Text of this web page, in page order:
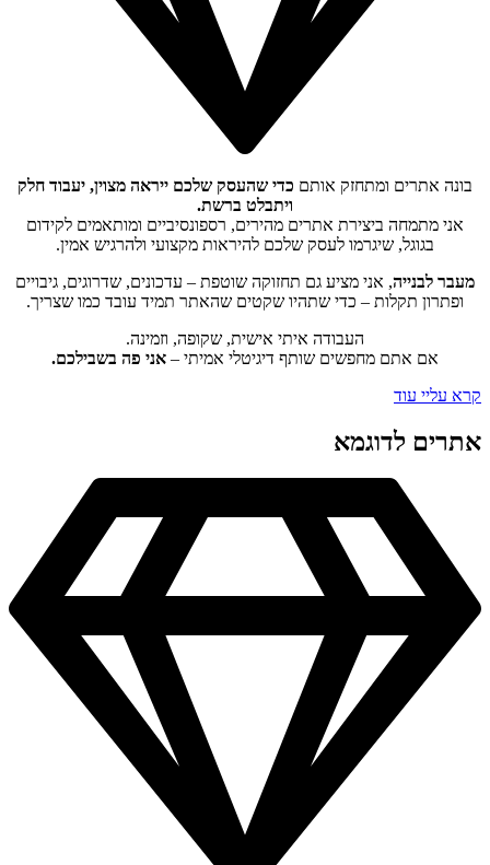
בונה אתרים ומתחזק אותם כדי שהעסק שלכם ייראה מצוין, יעבוד חלק
ויתבלט ברשת.
אני מתמחה ביצירת אתרים מהירים, רספונסיביים ומותאמים לקידום
בגוגל, שיגרמו לעסק שלכם להיראות מקצועי ולהרגיש אמין.
מעבר לבנייה, אני מציע גם תחזוקה שוטפת – עדכונים, שדרוגים, גיבויים
ופתרון תקלות – כדי שתהיו שקטים שהאתר תמיד עובד כמו שצריך.
העבודה איתי אישית, שקופה, וזמינה.
אם אתם מחפשים שותף דיגיטלי אמיתי – אני פה בשבילכם.
קרא עליי עוד
אתרים לדוגמא